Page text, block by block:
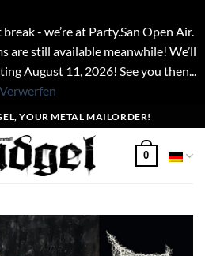
- we’re at Party.San Open Air.
are still available meanwhile! We’ll
August 11, 2026! See you then...
Verwerfen
YOUR METAL MAILORDER!
0